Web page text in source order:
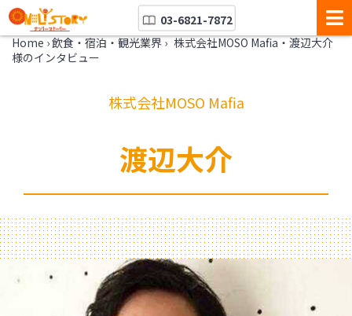
03-6821-7872
Home ›飲食・宿泊・観光業界 › 株式会社MOSO Mafia・渡辺大介
様のインタビュー
株式会社MOSO Mafia
渡辺大介